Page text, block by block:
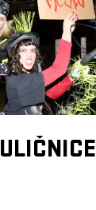
ULIČNICE